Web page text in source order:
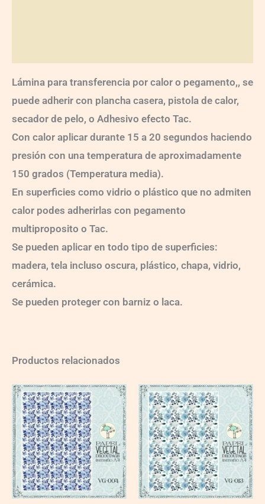
Lámina para transferencia por calor o pegamento,, se
puede adherir con plancha casera, pistola de calor,
secador de pelo, o Adhesivo efecto Tac.
Con calor aplicar durante 15 a 20 segundos haciendo
presión con una temperatura de aproximadamente
150 grados (Temperatura media).
En superficies como vidrio o plástico que no admiten
calor podes adherirlas con pegamento
multiproposito o Tac.
Se pueden aplicar en todo tipo de superficies:
madera, tela incluso oscura, plástico, chapa, vidrio,
cerámica.
Se pueden proteger con barniz o laca.
Productos relacionados
VG013
quantity